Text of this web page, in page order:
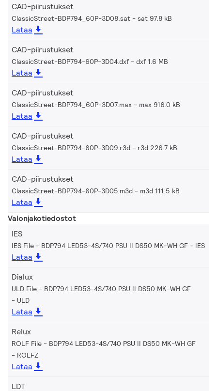
CAD-piirustukset
ClassicStreet-BDP794_60P-3D08.sat sat 97.8 kB
Lataa
CAD-piirustukset
ClassicStreet-BDP794-60P-3D04.dxf dxf 1.6 MB
Lataa
CAD-piirustukset
ClassicStreet-BDP794_60P-3D07.max max 916.0 kB
Lataa
CAD-piirustukset
ClassicStreet-BDP794-60P-3D09.r3d r3d 226.7 kB
Lataa
CAD-piirustukset
ClassicStreet-BDP794-60P-3D05.m3d m3d 111.5 kB
Lataa
Valonjakotiedostot
IES
IES File - BDP794 LED53-4S/740 PSU II DS50 MK-WH GF IES
Lataa
Dialux
ULD File - BDP794 LED53-4S/740 PSU II DS50 MK-WH GF
ULD
Lataa
Relux
ROLF File - BDP794 LED53-4S/740 PSU II DS50 MK-WH GF
ROLFZ
Lataa
LDT